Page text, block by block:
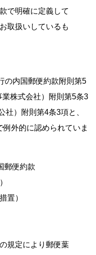
で明確に定義して
取扱いしているも
の内国郵便約款附則第5
業株式会社）附則第5条3
社）附則第4条3項と、
例外的に認められていま
郵便約款
置）
規定により郵便葉